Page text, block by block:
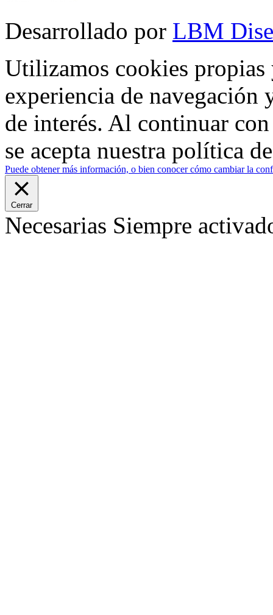
Desarrollado por LBM
Utilizamos cookies propias
experiencia de
de interés. Al continuar
se acepta nuestra política
Puede obtener más información, o bien conocer cómo cambiar la
Cerrar
Necesarias Siempre